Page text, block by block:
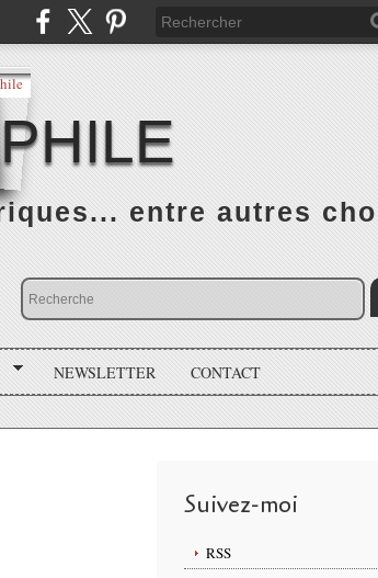
entre autres
NEWSLETTER CONTACT
Suivez-moi
RSS